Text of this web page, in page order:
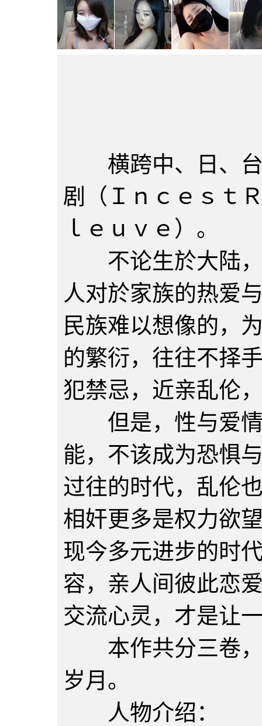
横跨中、日、台
剧（Ｉｎｃｅｓｔ
ｌｅｕｖｅ）。
不论生於大陆，
人对於家族的热爱
民族难以想像的，
的繁衍，往往不择
犯禁忌，近亲乱伦
但是，性与爱情
能，不该成为恐惧
过往的时代，乱伦
相奸更多是权力欲
现今多元进步的时
容，亲人间彼此恋
交流心灵，才是让
本作共分三卷，
岁月。
人物介绍：